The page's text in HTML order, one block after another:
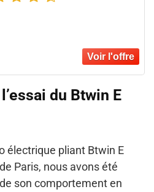
du Btwin E
électrique pliant Btwin E
Paris, nous avons été
de son comportement en